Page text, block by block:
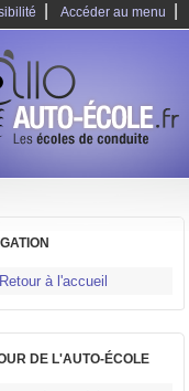
Accéder au menu
Retour à l'accueil
DE L'AUTO-ÉCOLE